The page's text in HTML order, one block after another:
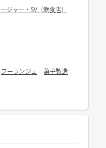
ジャー・SV（飲食店）
ブーランジェ 菓子製造